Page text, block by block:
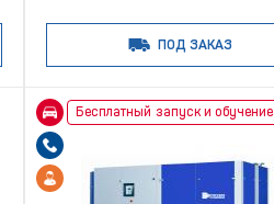
ПОД ЗАКАЗ
Бесплатный запуск и обучение